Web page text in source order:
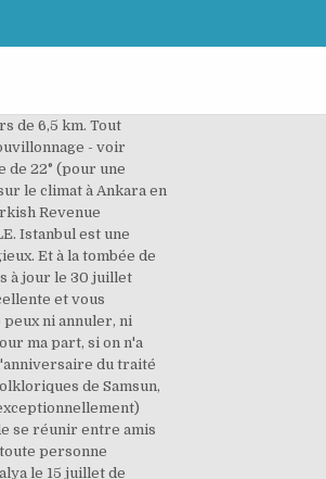
en ce mois de juillet. Cependant, si vous souhaitez éviter les hautes températures pouvant atteindre les 45°C et l'affluence des vacanciers des mois de juillet et août, privilégiez plutôt un départ en club de vacances en Turquie au printemps et la fin de l'été. Les destinations sont affichées avec des critères objectifs (climat, budget, activités...) et non par rapport à des offres commerciales. Vous devrez absolument vous munir de protections solaires, Pour un jour quelconque du mois de juillet, voici les probabiltés climatiques pour Edirne. Le climat de la Turquie est influencé par sa situation orientale et par les mers qui l’entourent. Est-ce dangereux d’aller en Turquie en 2019. En ce mois de juillet, la durée du jour à Terme est généralement de 14h52. Vous devrez absolument vous munir de protections solaires, Pour un jour quelconque du mois de juillet, voici les probabiltés climatiques pour Marmaris. Les températures moyennes sont comprises entre 16°C et 31°C mais sachez que selon les années elles peuvent descendre à 7°C et monter jusqu'